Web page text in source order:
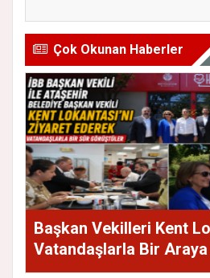
Çok Okunan Haberler
Başkan Vekilleri Kent
Vatandaşlarla Bir Araya